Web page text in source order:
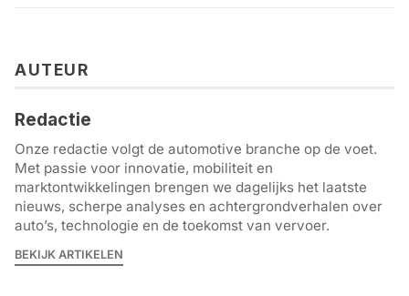
AUTEUR
Redactie
Onze redactie volgt de automotive branche op de voet.
Met passie voor innovatie, mobiliteit en
marktontwikkelingen brengen we dagelijks het laatste
nieuws, scherpe analyses en achtergrondverhalen over
auto’s, technologie en de toekomst van vervoer.
BEKIJK ARTIKELEN